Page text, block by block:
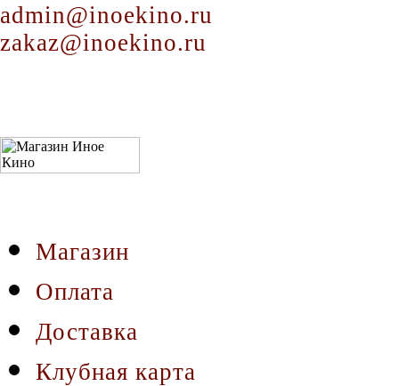
admin@inoekino.ru
zakaz@inoekino.ru
Магазин
Оплата
Доставка
Клубная карта